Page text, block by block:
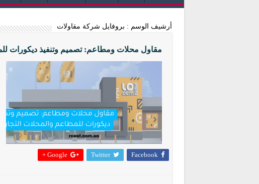
أرشيف الوسم : بروفايل شركة مقاولات
مقاول محلات ومطاعم: تصميم وتنفيذ ديكورات
Facebook
Twitter
Google +